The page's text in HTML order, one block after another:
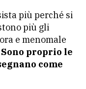
più perché si
più gli
e menomale
Sono proprio le
come